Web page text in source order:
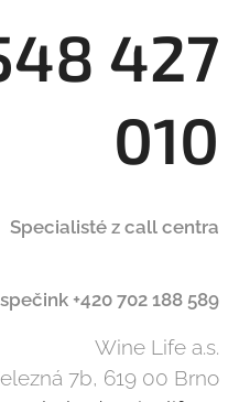
427
010
Specialisté z call centra
+420 702 188 589
Wine Life a.s.
7b, 619 00 Brno